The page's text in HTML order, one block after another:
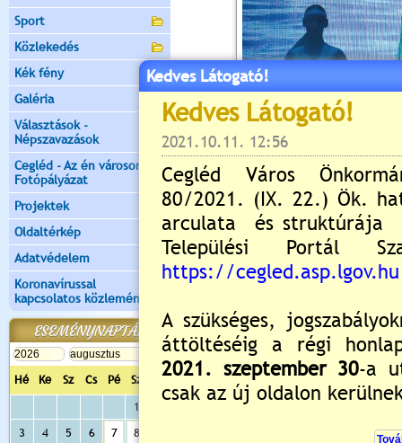
Sport
Közlekedés
Kék fény
Galéria
Választások -
Népszavazások
Cegléd - Az én városom -
Fotópályázat
Projektek
Oldaltérkép
Adatvédelem
Koronavírussal
kapcsolatos közlemények
ESEMÉNYNAPTÁR
Hé Ke Sz Cs Pé Sz
Va
1
3
4 5 6 7 8
Kedves Látogató!